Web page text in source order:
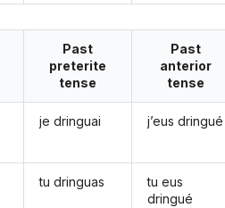
Past
preterite
tense
je dringuai
tu dringuas
Past
anterior
tense
j’eus dringué
tu eus
dringué